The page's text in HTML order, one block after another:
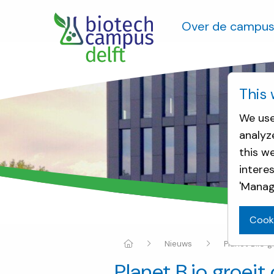
Over de campus
Nieuws Planet B.io
This
We
this